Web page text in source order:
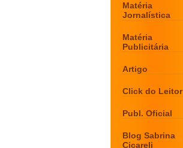
Matéria
Jornalística
Matéria
Publicitária
Artigo
Click do Leitor
Publ. Oficial
Blog Sabrina
Cicareli